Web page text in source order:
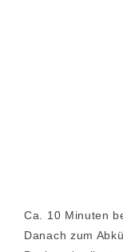
Ca. 10 Minuten
Danach zum